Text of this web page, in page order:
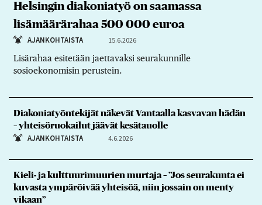
Helsingin diakoniatyö on saamassa
lisämäärärahaa 500 000 euroa
AJANKOHTAISTA 15.6.2026
Lisärahaa esitetään jaettavaksi seurakunnille
sosioekonomisin perustein.
Diakoniatyöntekijät näkevät Vantaalla kasvavan hädän
– yhteisöruokailut jäävät kesätauolle
AJANKOHTAISTA 4.6.2026
Kieli- ja kulttuurimuurien murtaja – ”Jos seurakunta ei
kuvasta ympäröivää yhteisöä, niin jossain on menty
vikaan”